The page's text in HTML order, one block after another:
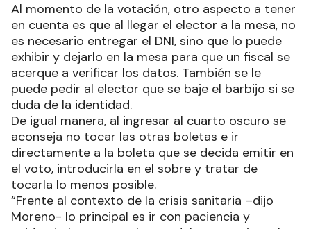
Al momento de la votación, otro aspecto a tener
en cuenta es que al llegar el elector a la mesa, no
es necesario entregar el DNI, sino que lo puede
exhibir y dejarlo en la mesa para que un fiscal se
acerque a verificar los datos. También se le
puede pedir al elector que se baje el barbijo si se
duda de la identidad.
De igual manera, al ingresar al cuarto oscuro se
aconseja no tocar las otras boletas e ir
directamente a la boleta que se decida emitir en
el voto, introducirla en el sobre y tratar de
tocarla lo menos posible.
“Frente al contexto de la crisis sanitaria –dijo
Moreno- lo principal es ir con paciencia y